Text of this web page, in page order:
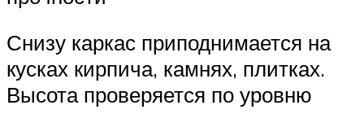
Снизу каркас приподнимается на
кусках кирпича, камнях, плитках.
Высота проверяется по уровню